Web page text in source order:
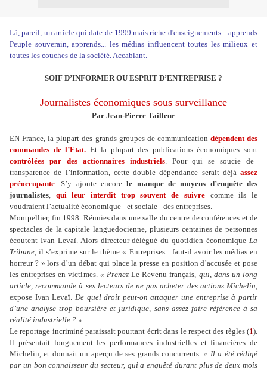
Là, pareil, un article qui date de 1999 mais riche d'enseignements... apprends
Peuple souverain, apprends... les médias influencent toutes les milieux et
toutes les couches de la société. Accablant.
SOIF D’INFORMER OU ESPRIT D’ENTREPRISE ?
Journalistes économiques sous surveillance
Par Jean-Pierre Tailleur
EN France, la plupart des grands groupes de communication dépendent des
commandes de l’Etat. Et la plupart des publications économiques sont
contrôlées par des actionnaires industriels. Pour qui se soucie de
transparence de l’information, cette double dépendance serait déjàassez
préoccupante. S’y ajoute encorele manque de moyens d’enquête des
journalistes, qui leur interdit trop souvent de suivrecomme ils le
voudraient l’actualité économique - et sociale - des entreprises.
Montpellier, fin 1998. Réunies dans une salle du centre de conférences et de
spectacles de la capitale languedocienne, plusieurs centaines de personnes
écoutent Ivan Levaï. Alors directeur délégué du quotidien économique La
Tribune,il s’exprime sur le thème « Entreprises : faut-il avoir les médias en
horreur ? » lors d’un débat qui place la presse en position d’accusée et pose
les entreprises en victimes. « PrenezLe Revenu français, qui, dans un long
article, recommande à ses lecteurs de ne pas acheter des actions Michelin,
expose Ivan Levaï. De quel droit peut-on attaquer une entreprise à partir
d’une analyse trop boursière et juridique, sans assez faire référence à sa
réalité industrielle ? »
Le reportage incriminé paraissait pourtant écrit dans le respect des règles (1).
Il présentait longuement les performances industrielles et financières de
Michelin, et donnait un aperçu de ses grands concurrents.« Il a été rédigé
par un bon connaisseur du secteur, qui a enquêté durant plus de deux mois